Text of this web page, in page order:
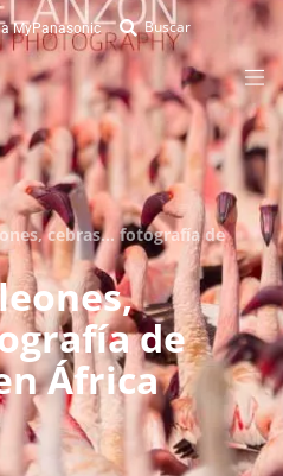
MyPanasonic
cebras… fotografía de
de
África